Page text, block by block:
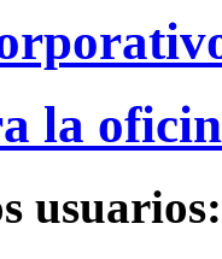
la
usuarios: